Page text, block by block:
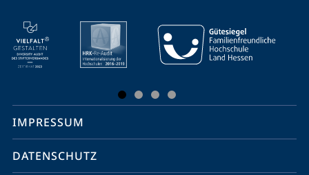
Mobile-
Service-
Navigation
Social
Media
Kontakte
IMPRESSUM
DATENSCHUTZ